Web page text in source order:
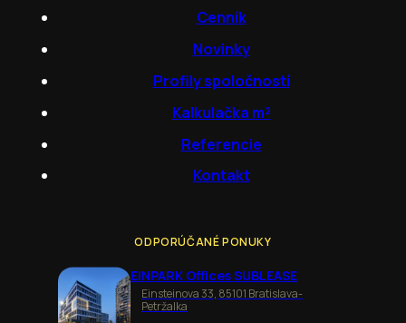
Cenník
Novinky
Profily spoločností
Kalkulačka m²
Referencie
Kontakt
ODPORÚČANÉ PONUKY
EINPARK Offices SUBLEASE
Einsteinova 33, 85101 Bratislava-
Petržalka